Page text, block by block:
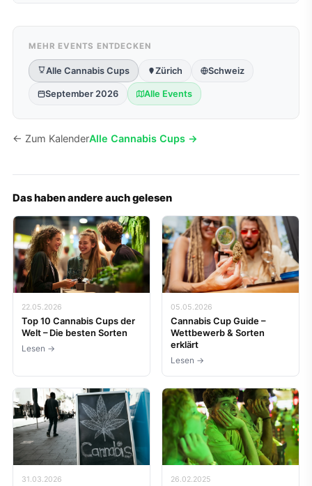
MEHR EVENTS ENTDECKEN
Alle Cannabis Cups Zürich Schweiz
September 2026 Alle Events
← Zum KalenderAlle Cannabis Cups →
Das haben andere auch gelesen
22.05.2026
Top 10 Cannabis Cups der
Welt – Die besten Sorten
Lesen →
05.05.2026
Cannabis Cup Guide –
Wettbewerb & Sorten
erklärt
Lesen →
31.03.2026 26.02.2025